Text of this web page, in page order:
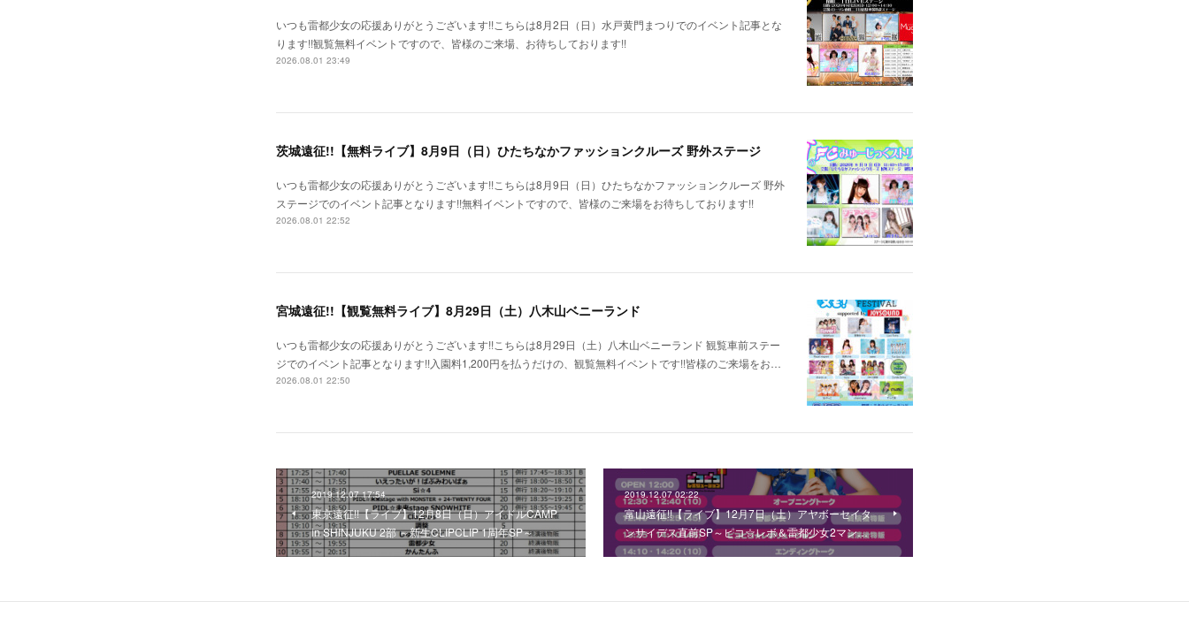
いつも雷都少女の応援ありがとうございます!!こちらは8月2日（日）水戸黄門まつりでのイベント記事とな
ります!!観覧無料イベントですので、皆様のご来場、お待ちしております!!
2026.08.01 23:49
茨城遠征!!【無料ライブ】8月9日（日）ひたちなかファッションクルーズ 野外ステージ
いつも雷都少女の応援ありがとうございます!!こちらは8月9日（日）ひたちなかファッションクルーズ 野外
ステージでのイベント記事となります!!無料イベントですので、皆様のご来場をお待ちしております!!
2026.08.01 22:52
宮城遠征!!【観覧無料ライブ】8月29日（土）八木山ベニーランド
いつも雷都少女の応援ありがとうございます!!こちらは8月29日（土）八木山ベニーランド 観覧車前ステー
ジでのイベント記事となります!!入園料1,200円を払うだけの、観覧無料イベントです!!皆様のご来場をお…
2026.08.01 22:50
2019.12.07 17:54
東京遠征!!【ライブ】12月8日（日）アイドルCAMP
in SHINJUKU 2部 ～新生CLIPCLIP 1周年SP～
2019.12.07 02:22
富山遠征!!【ライブ】12月7日（土）アヤボーセイタ
ンサイデス直前SP～ピコ☆レボ＆雷都少女2マン…